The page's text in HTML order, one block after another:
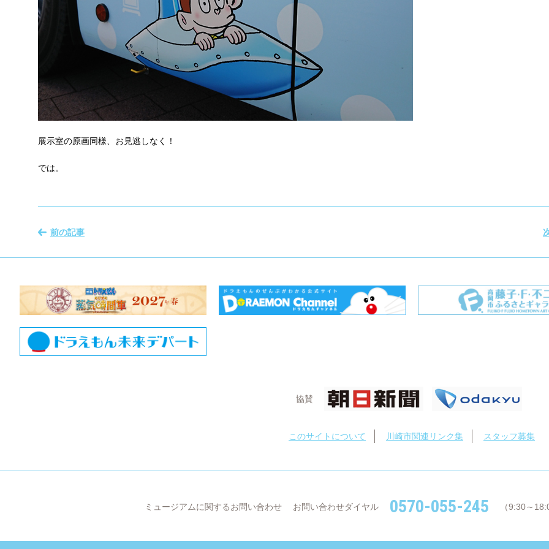
展示室の原画同様、お見逃しなく！
では。
前の記事
協賛
このサイトについて 川崎市関連リンク集 スタッフ募集
ミュージアムに関するお問い合わせ お問い合わせダイヤル 0570-055-245 （9:30～